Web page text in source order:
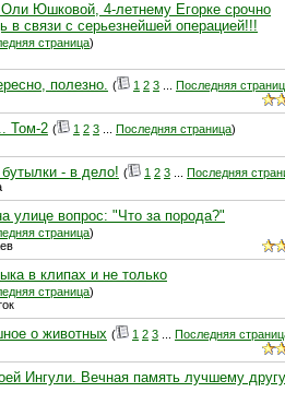
Юшковой, 4-летнему Егорке срочно
в связи с серьезнейшей операцией!!!
страница)
полезно. ( 1 2 3
Последняя
Том-2 ( 1 2 3 Последняя страница)
- в дело! ( 1 2 3
Последняя
улице вопрос: "Что за порода?"
страница)
в клипах и не только
страница)
о животных ( 1 2 3
Последняя
Ингули. Вечная память лучшему